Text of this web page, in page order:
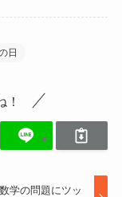
日
学の問題にツッ